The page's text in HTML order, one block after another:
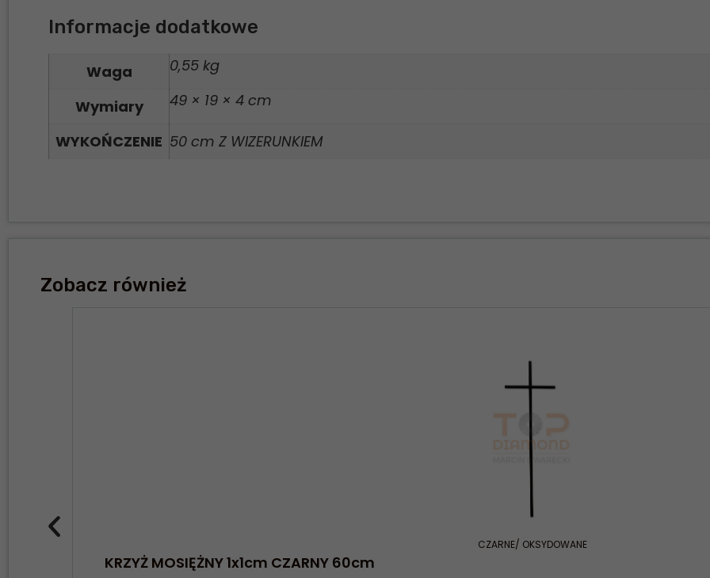
Informacje dodatkowe
Waga 0,55 kg
Wymiary 49 × 19 × 4 cm
WYKOŃCZENIE 50 cm Z WIZERUNKIEM
Zobacz również
CZARNE/ OKSYDOWANE
KRZYŻ MOSIĘŻNY 1x1cm CZARNY 60cm